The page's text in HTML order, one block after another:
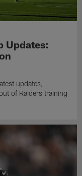
Updates:
updates,
of Raiders training